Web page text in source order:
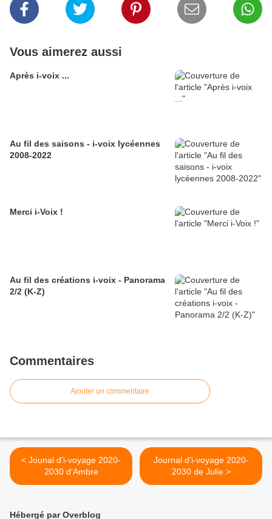
Vous aimerez aussi
Après i-voix ...
Au fil des saisons - i-voix lycéennes
2008-2022
Merci i-Voix !
Au fil des créations i-voix - Panorama
2/2 (K-Z)
Commentaires
Ajouter un commentaire
< Jounal d'i-voyage 2020-
2030 d'Ambre
Journal d’i-voyage 2020-
2030 de Julie >
Hébergé par Overblog